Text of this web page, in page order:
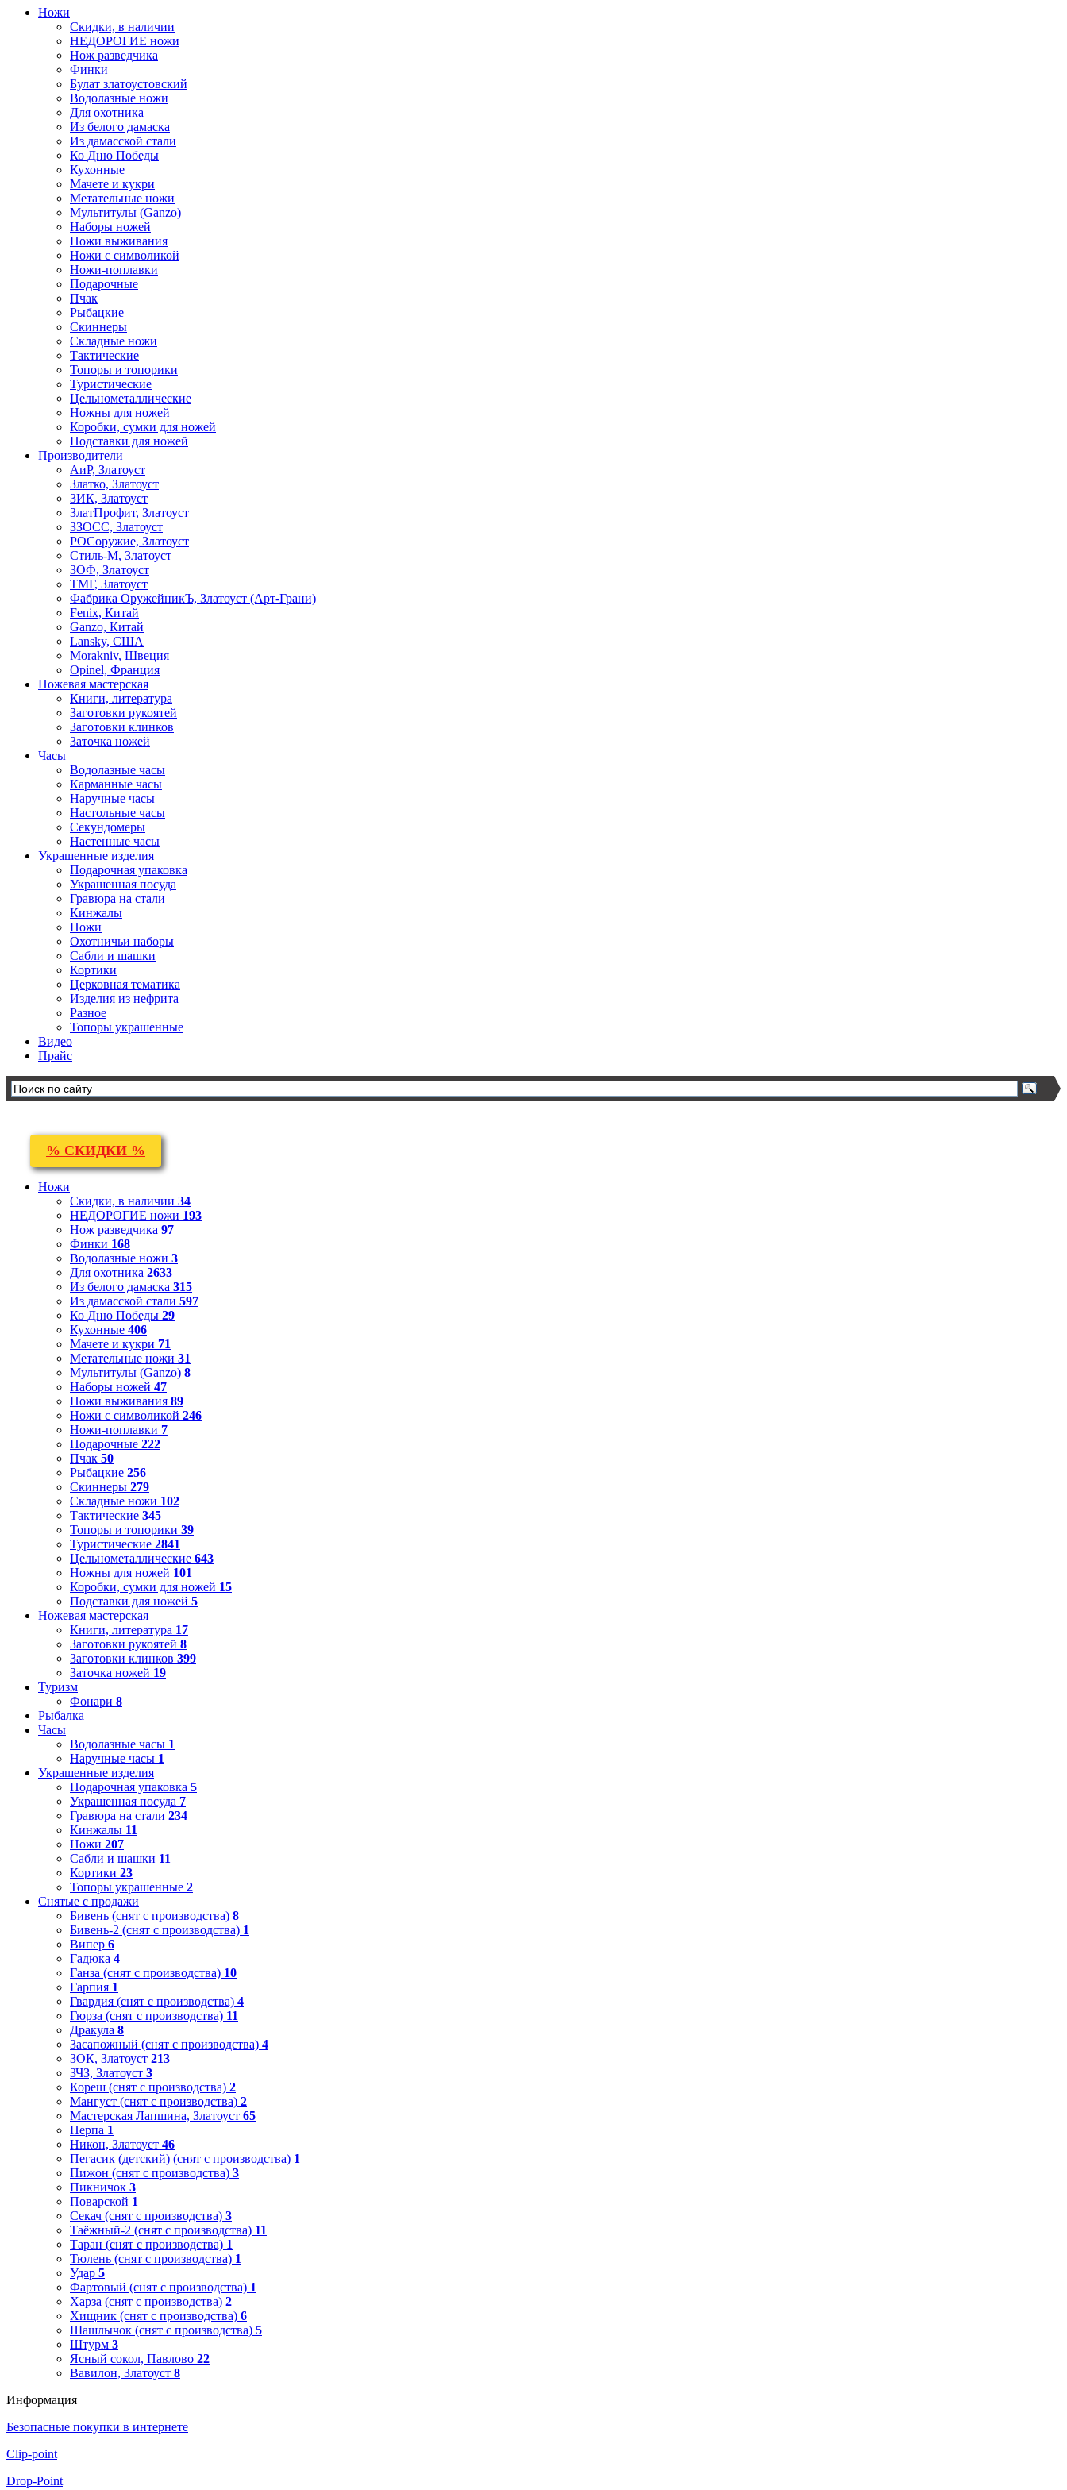
Ножи
Скидки, в наличии
НЕДОРОГИЕ ножи
Нож разведчика
Финки
Булат златоустовский
Водолазные ножи
Для охотника
Из белого дамаска
Из дамасской стали
Ко Дню Победы
Кухонные
Мачете и кукри
Метательные ножи
Мультитулы (Ganzo)
Наборы ножей
Ножи выживания
Ножи с символикой
Ножи-поплавки
Подарочные
Пчак
Рыбацкие
Скиннеры
Складные ножи
Тактические
Топоры и топорики
Туристические
Цельнометаллические
Ножны для ножей
Коробки, сумки для ножей
Подставки для ножей
Производители
АиР, Златоуст
Златко, Златоуст
ЗИК, Златоуст
ЗлатПрофит, Златоуст
ЗЗОСС, Златоуст
РОСоружие, Златоуст
Стиль-М, Златоуст
ЗОФ, Златоуст
ТМГ, Златоуст
Фабрика ОружейникЪ, Златоуст (Арт-Грани)
Fenix, Китай
Ganzo, Китай
Lansky, США
Morakniv, Швеция
Opinel, Франция
Ножевая мастерская
Книги, литература
Заготовки рукоятей
Заготовки клинков
Заточка ножей
Часы
Водолазные часы
Карманные часы
Наручные часы
Настольные часы
Секундомеры
Настенные часы
Украшенные изделия
Подарочная упаковка
Украшенная посуда
Гравюра на стали
Кинжалы
Ножи
Охотничьи наборы
Сабли и шашки
Кортики
Церковная тематика
Изделия из нефрита
Разное
Топоры украшенные
Видео
Прайс
% СКИДКИ %
Ножи
Скидки, в наличии 34
НЕДОРОГИЕ ножи 193
Нож разведчика 97
Финки 168
Водолазные ножи 3
Для охотника 2633
Из белого дамаска 315
Из дамасской стали 597
Ко Дню Победы 29
Кухонные 406
Мачете и кукри 71
Метательные ножи 31
Мультитулы (Ganzo) 8
Наборы ножей 47
Ножи выживания 89
Ножи с символикой 246
Ножи-поплавки 7
Подарочные 222
Пчак 50
Рыбацкие 256
Скиннеры 279
Складные ножи 102
Тактические 345
Топоры и топорики 39
Туристические 2841
Цельнометаллические 643
Ножны для ножей 101
Коробки, сумки для ножей 15
Подставки для ножей 5
Ножевая мастерская
Книги, литература 17
Заготовки рукоятей 8
Заготовки клинков 399
Заточка ножей 19
Туризм
Фонари 8
Рыбалка
Часы
Водолазные часы 1
Наручные часы 1
Украшенные изделия
Подарочная упаковка 5
Украшенная посуда 7
Гравюра на стали 234
Кинжалы 11
Ножи 207
Сабли и шашки 11
Кортики 23
Топоры украшенные 2
Снятые с продажи
Бивень (снят с производства) 8
Бивень-2 (снят с производства) 1
Випер 6
Гадюка 4
Ганза (снят с производства) 10
Гарпия 1
Гвардия (снят с производства) 4
Гюрза (снят с производства) 11
Дракула 8
Засапожный (снят с производства) 4
ЗОК, Златоуст 213
ЗЧЗ, Златоуст 3
Кореш (снят с производства) 2
Мангуст (снят с производства) 2
Мастерская Лапшина, Златоуст 65
Нерпа 1
Никон, Златоуст 46
Пегасик (детский) (снят с производства) 1
Пижон (снят с производства) 3
Пикничок 3
Поварской 1
Секач (снят с производства) 3
Таёжный-2 (снят с производства) 11
Таран (снят с производства) 1
Тюлень (снят с производства) 1
Удар 5
Фартовый (снят с производства) 1
Харза (снят с производства) 2
Хищник (снят с производства) 6
Шашлычок (снят с производства) 5
Штурм 3
Ясный сокол, Павлово 22
Вавилон, Златоуст 8
Информация
Безопасные покупки в интернете
Clip-point
Drop-Point